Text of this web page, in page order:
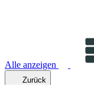
Alle anzeigen
Zurück